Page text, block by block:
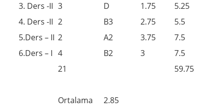
3. Ders -II 3 D 1.75
5.25
4. Ders -II 2 B3 2.75
5.5
5.Ders – II 2 A2 3.75
7.5
6.Ders – I 4 B2 3
7.5
21
59.75
Ortalama 2.85